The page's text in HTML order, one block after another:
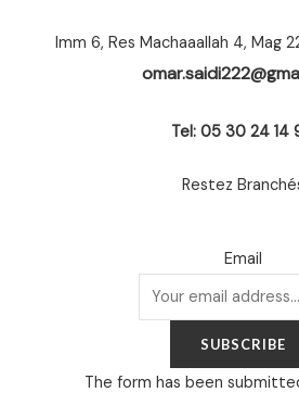
Imm 6, Res Machaaallah 4, Mag
Tel: 05 30 24 14
Restez
Email
SUBSCRIBE
The form has been